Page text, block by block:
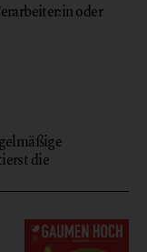
oder
die